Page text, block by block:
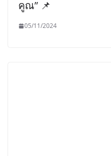
คูณ” 📌
05/11/2024